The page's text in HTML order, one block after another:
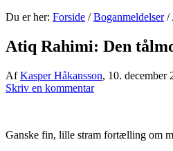
Du er her: Forside / Boganmeldelser /
Atiq Rahimi: Den
AfKasper Håkansson, 10. december
Skriv en kommentar
Ganske fin, lille stram fortælling om